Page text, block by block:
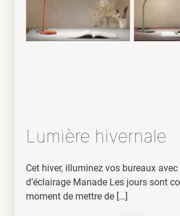
Lumière hivernale
Cet hiver, illuminez vos bureaux
d’éclairage Manade Les jours sont
moment de mettre de […]